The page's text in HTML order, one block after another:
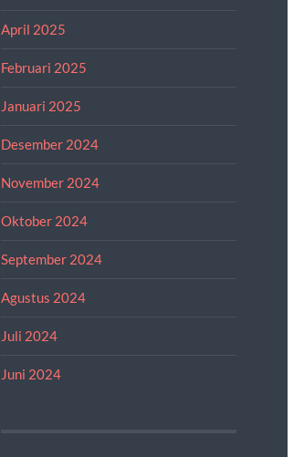
April 2025
Februari 2025
Januari 2025
Desember 2024
November 2024
Oktober 2024
September 2024
Agustus 2024
Juli 2024
Juni 2024